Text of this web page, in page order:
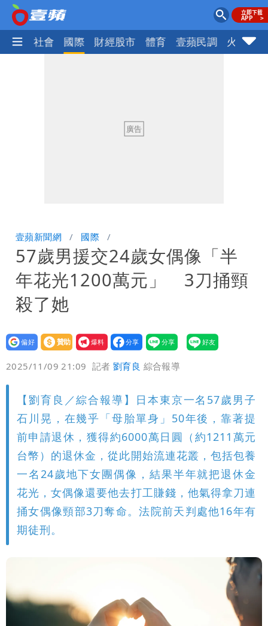
政治 社會 國際 財經股市 體育 壹蘋民調 火線話
壹蘋新聞網 國際
57歲男援交24歲女偶像「半
年花光1200萬元」 3刀捅頸
殺了她
設為
贊助
我要
爆料
2025/11/09 21:09 記者劉育良 綜合報導
【劉育良／綜合報導】日本東京一名57歲男子
石川晃，在幾乎「母胎單身」50年後，靠著提
前申請退休，獲得約6000萬日圓（約1211萬元
台幣）的退休金，從此開始流連花叢，包括包養
一名24歲地下女團偶像，結果半年就把退休金
花光，女偶像還要他去打工賺錢，他氣得拿刀連
捅女偶像頸部3刀奪命。法院前天判處他16年有
期徒刑。